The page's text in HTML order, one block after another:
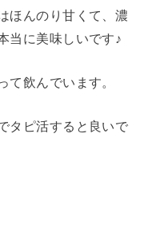
ほんのり甘くて、濃
当に美味しいです♪
て飲んでいます。
タピ活すると良いで